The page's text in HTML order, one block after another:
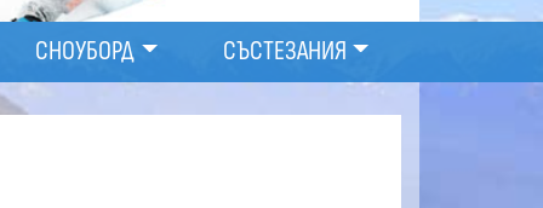
СНОУБОРД СЪСТЕЗАНИЯ